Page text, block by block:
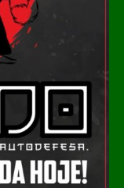
dos sigilos
da apreensão de
com as
fatos serão